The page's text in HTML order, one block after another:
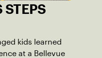
STEPS
kids learned
at a Bellevue